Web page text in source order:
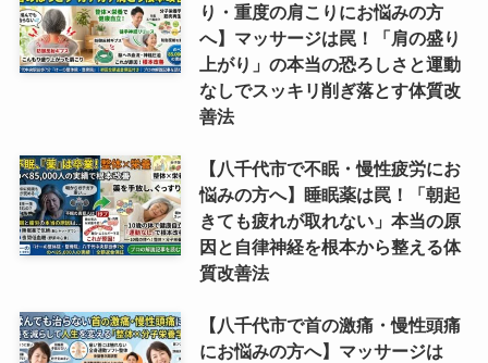
り・重度の肩こりにお悩みの方
へ】マッサージは罠！「肩の盛り
上がり」の本当の恐ろしさと運動
なしでスッキリ削ぎ落とす体質改
善法
【八千代市で不眠・慢性疲労にお
悩みの方へ】睡眠薬は罠！「朝起
きても疲れが取れない」本当の原
因と自律神経を根本から整える体
質改善法
【八千代市で首の激痛・慢性頭痛
にお悩みの方へ】マッサージは